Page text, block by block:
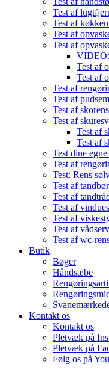
Test af
Test af
Test af
Test af
VIDEO:
Test af
Test af
Test af
Test af
Test af
Test af
Test af
Test af
Test dine
Test af
Test: Rens
Test af
Test af
Test af
Test af
Test af
Test af wc-
Butik
Bøger
Håndsæbe
Kontakt os
Kontakt os
Pletvæk på
Pletvæk på
Følg os på